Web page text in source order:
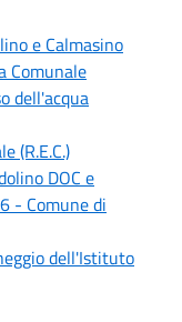
e Calmasino
Comunale
dell'acqua
(R.E.C.)
DOC e
- Comune di
dell'Istituto